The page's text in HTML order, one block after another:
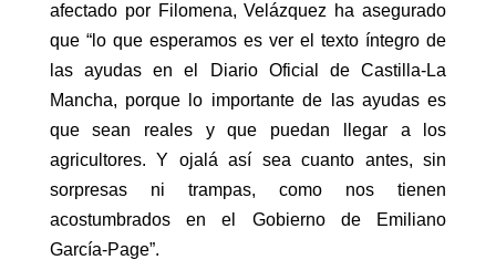
afectado por Filomena, Velázquez ha asegurado
que “lo que esperamos es ver el texto íntegro de
las ayudas en el Diario Oficial de Castilla-La
Mancha, porque lo importante de las ayudas es
que sean reales y que puedan llegar a los
agricultores. Y ojalá así sea cuanto antes, sin
sorpresas ni trampas, como nos tienen
acostumbrados en el Gobierno de Emiliano
García-Page”.